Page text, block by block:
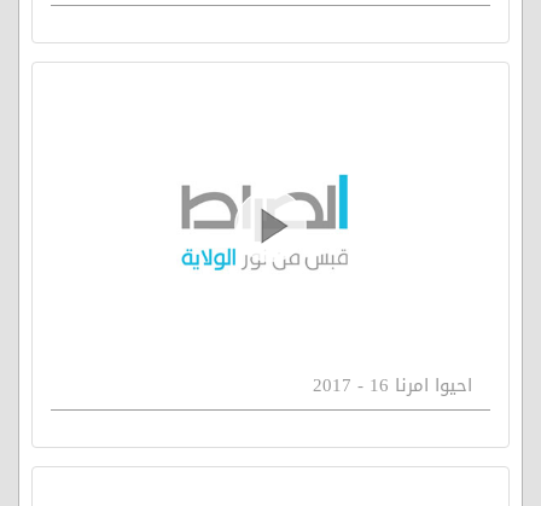
احيوا امرنا 16 - 2017